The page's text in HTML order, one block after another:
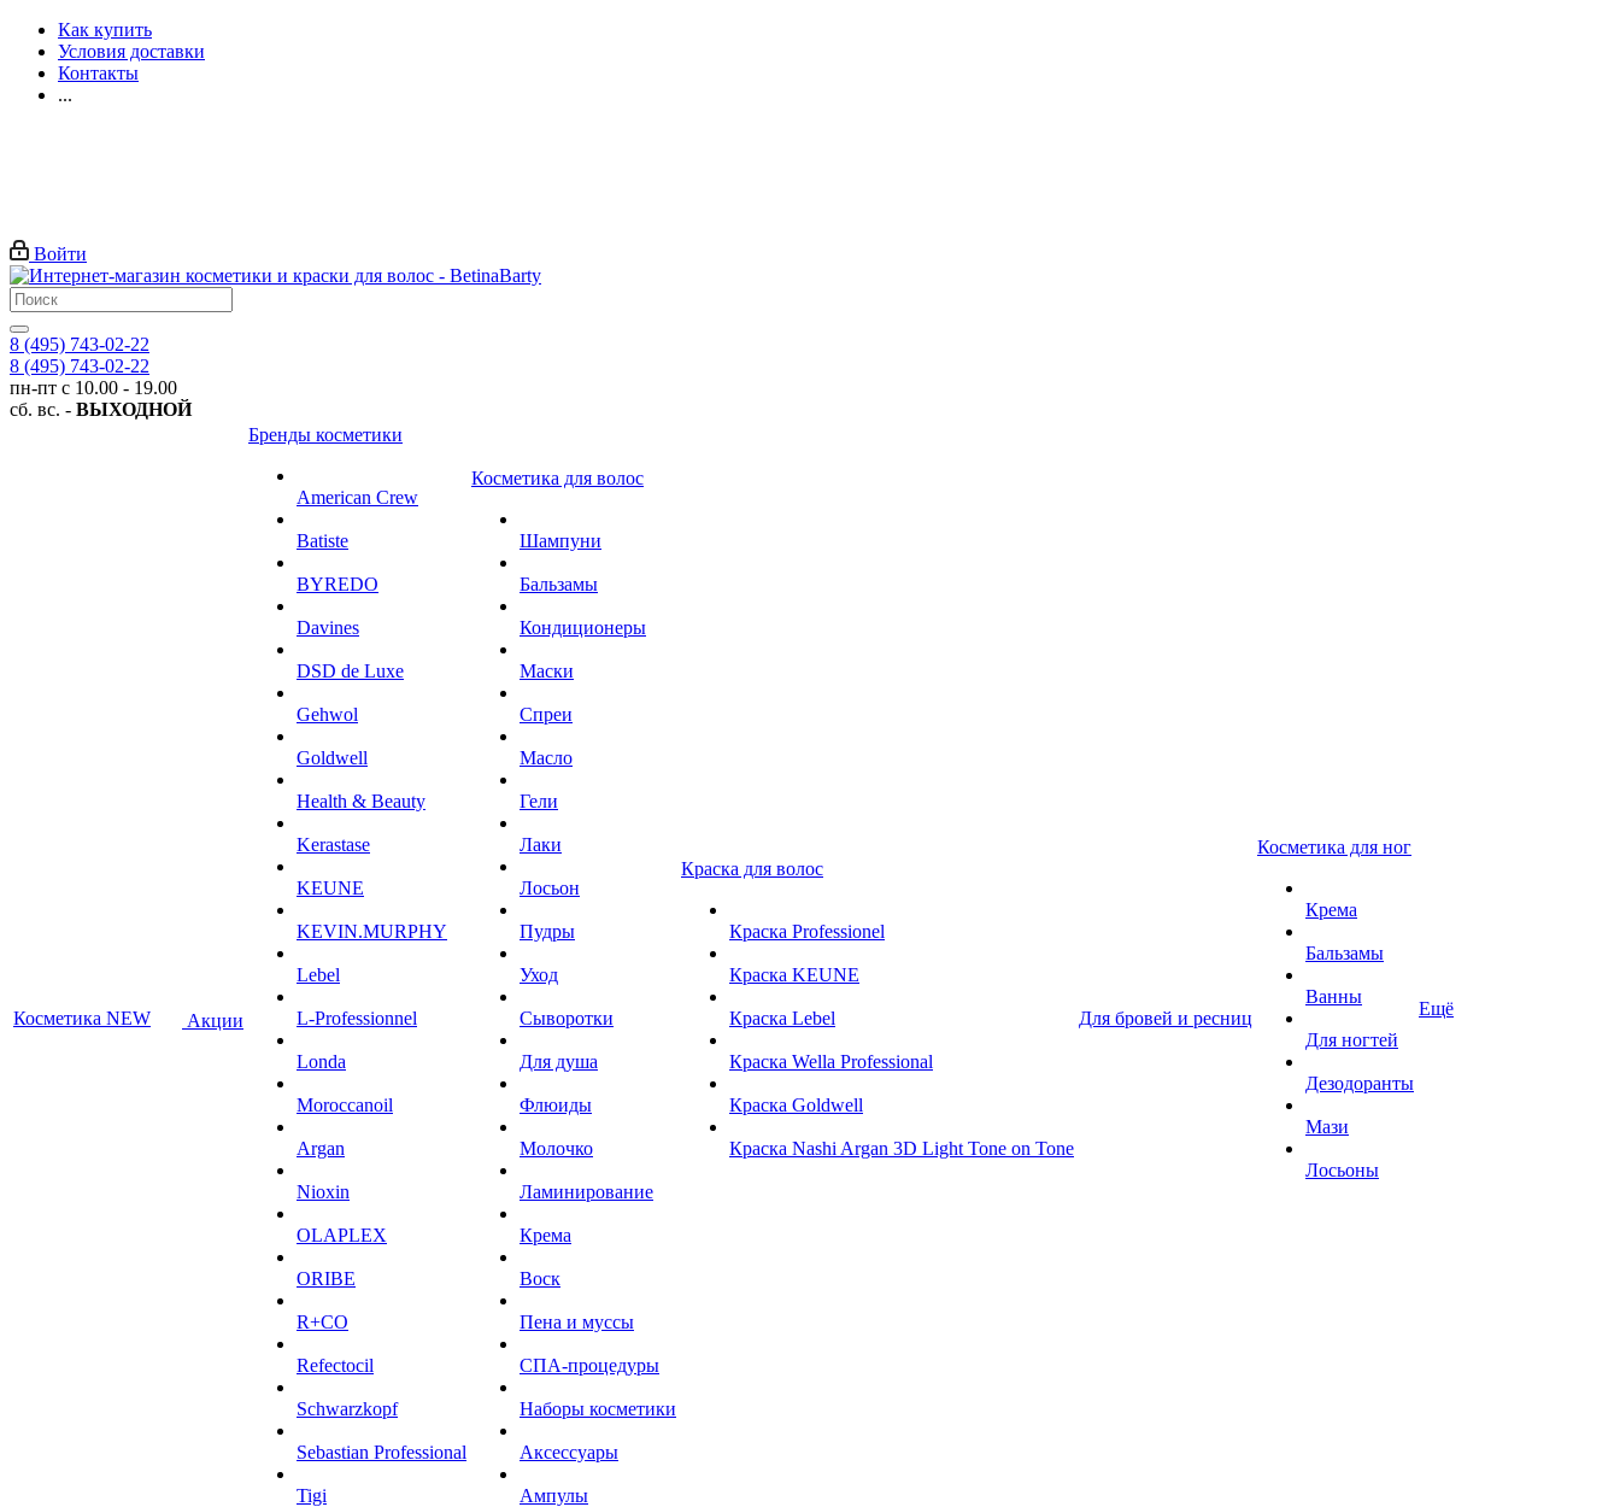
Как купить
Условия доставки
Контакты
...
Войти
8 (495) 743-02-22
8 (495) 743-02-22
пн-пт с 10.00 - 19.00
сб. вс. - ВЫХОДНОЙ
Косметика NEW Акции
Бренды косметики
American Crew
Batiste
BYREDO
Davines
DSD de Luxe
Gehwol
Goldwell
Health & Beauty
Kerastase
KEUNE
KEVIN.MURPHY
Lebel
L-Professionnel
Londa
Moroccanoil
Argan
Niохin
OLAPLEX
ORIBE
R+CO
Refectocil
Schwarzkopf
Sebastian Professional
Tigi
Косметика для волос
Шампуни
Бальзамы
Кондиционеры
Маски
Спреи
Масло
Гели
Лаки
Лосьон
Пудры
Уход
Сыворотки
Для душа
Флюиды
Молочко
Ламинирование
Крема
Воск
Пена и муссы
СПА-процедуры
Наборы косметики
Аксессуары
Ампулы
Краска для волос
Краска Professionel
Краска KEUNE
Краска Lebel
Краска Wella Professional
Краска Goldwell
Краска Nashi Argan 3D Light Tone on Tone
Для бровей и ресниц
Косметика для ног
Крема
Бальзамы
Ванны
Для ногтей
Дезодоранты
Мази
Лосьоны
Ещё